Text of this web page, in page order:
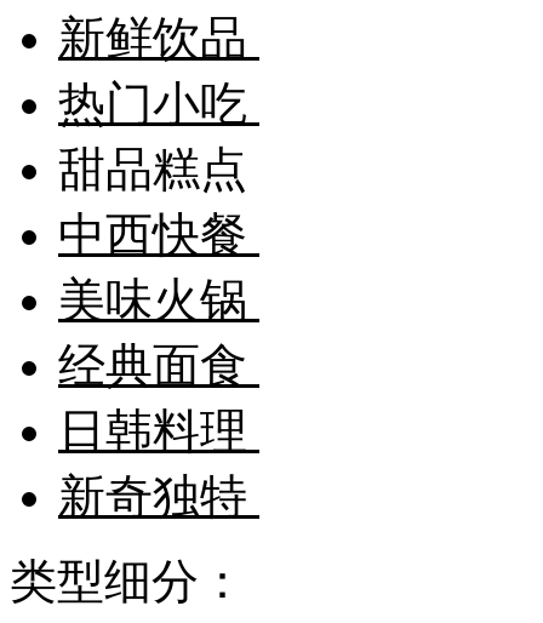
新鲜饮品
热门小吃
甜品糕点
中西快餐
美味火锅
经典面食
日韩料理
新奇独特
类型细分：